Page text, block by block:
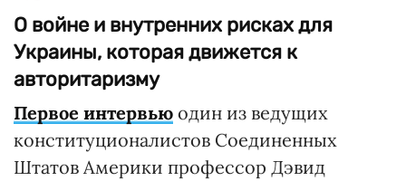
О войне и внутренних рисках для
Украины, которая движется к
авторитаризму
Первое интервью один из ведущих
конституционалистов Соединенных
Штатов Америки профессор Дэвид